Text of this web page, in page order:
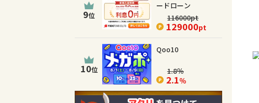
9位
ードローン
116000pt
129000pt
10位
Qoo10
1.8％
2.1％